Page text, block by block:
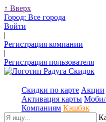
↑ Вверх
Город: Все города
Войти
|
Регистрация компании
|
Регистрация пользователя
Скидки по карте Акции
Активация карты
Компаниям Кэшбэк